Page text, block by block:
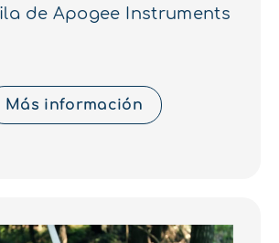
de Apogee Instruments
Más información